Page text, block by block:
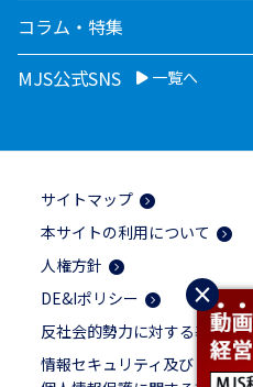
×
コラム・特集
MJS公式SNS
一覧へ
サイトマップ
本サイトの利用について
人権方針
DE&Iポリシー
反社会的勢力に対する基本方針
情報セキュリティ及び